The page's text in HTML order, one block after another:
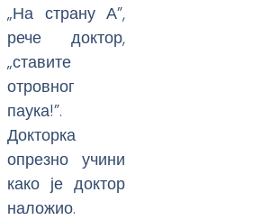
„На страну А”,
рече доктор,
„ставите
отровног
паука!”.
Докторка
опрезно учини
како је доктор
наложио.